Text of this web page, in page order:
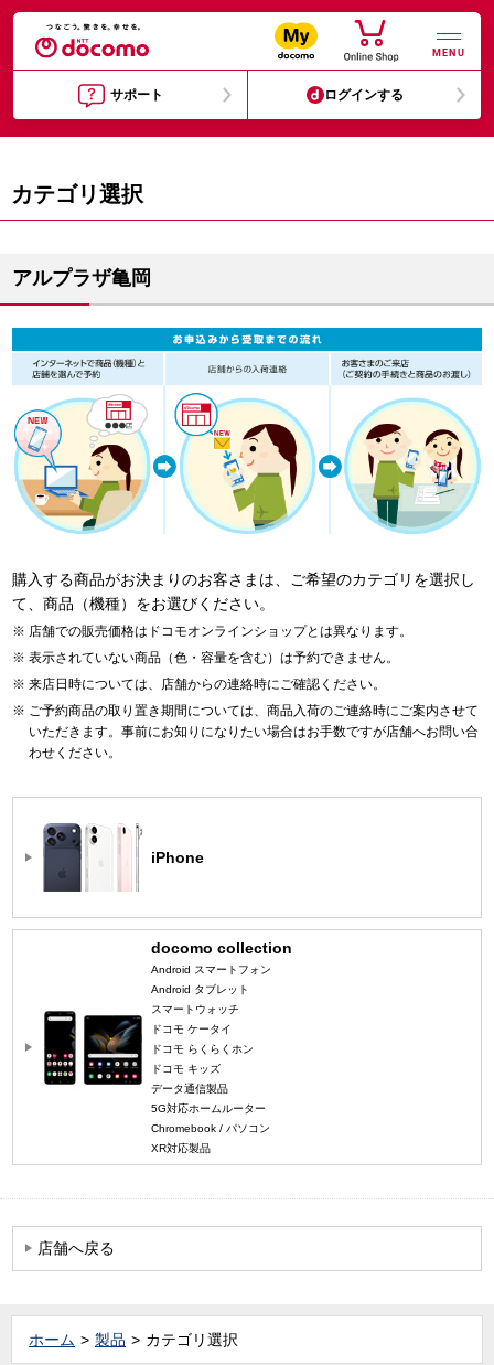
MENU
サポート ログインする
カテゴリ選択
アルプラザ亀岡
購入する商品がお決まりのお客さまは、ご希望のカテゴリを選択し
て、商品（機種）をお選びください。
店舗での販売価格はドコモオンラインショップとは異なります。
表示されていない商品（色・容量を含む）は予約できません。
来店日時については、店舗からの連絡時にご確認ください。
ご予約商品の取り置き期間については、商品入荷のご連絡時にご案内させて
いただきます。事前にお知りになりたい場合はお手数ですが店舗へお問い合
わせください。
iPhone
docomo collection
Android スマートフォン
Android タブレット
スマートウォッチ
ドコモ ケータイ
ドコモ らくらくホン
ドコモ キッズ
データ通信製品
5G対応ホームルーター
Chromebook / パソコン
XR対応製品
店舗へ戻る
ホーム 製品 カテゴリ選択